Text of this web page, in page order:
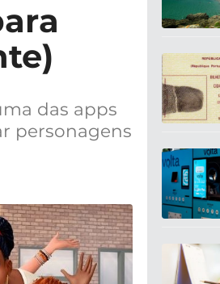
das apps
personagens